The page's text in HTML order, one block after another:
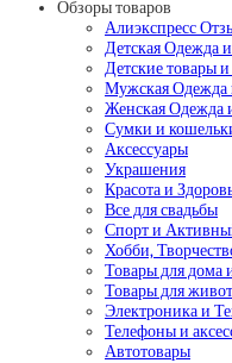
Обзоры товаров
Алиэкспресс
Детская Одежда
Детские товары
Мужская Одежда
Женская Одежда
Сумки и
Аксессуары
Украшения
Красота и
Все для свадьбы
Спорт и
Хобби,
Товары для дома
Товары для
Электроника и
Телефоны и
Автотовары